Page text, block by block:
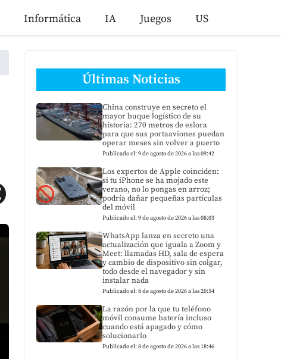
Informática IA Juegos US
Últimas Noticias
China construye en secreto el
mayor buque logístico de su
historia: 270 metros de eslora
para que sus portaaviones puedan
operar meses sin volver a puerto
Publicado el: 9 de agosto de 2026 a las 09:42
Los expertos de Apple coinciden:
si tu iPhone se ha mojado este
verano, no lo pongas en arroz;
podría dañar pequeñas partículas
del móvil
Publicado el: 9 de agosto de 2026 a las 08:03
WhatsApp lanza en secreto una
actualización que iguala a Zoom y
Meet: llamadas HD, sala de espera
y cambio de dispositivo sin colgar,
todo desde el navegador y sin
instalar nada
Publicado el: 8 de agosto de 2026 a las 20:54
La razón por la que tu teléfono
móvil consume batería incluso
cuando está apagado y cómo
solucionarlo
Publicado el: 8 de agosto de 2026 a las 18:46